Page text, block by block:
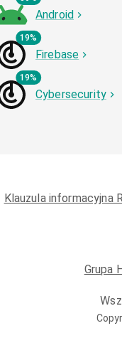
Android
19%
Firebase
19%
Cybersecurity
Klauzula informacyjna
Grupa